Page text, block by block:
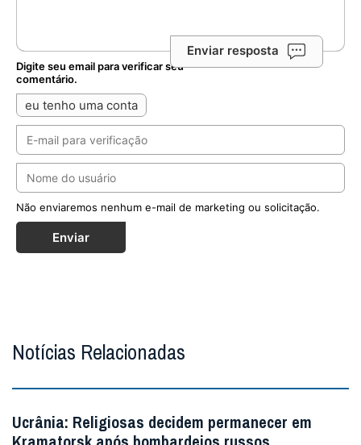
Enviar resposta
Digite seu email para verificar seu
comentário.
eu tenho uma conta
Não enviaremos nenhum e-mail de marketing ou solicitação.
Enviar
Notícias Relacionadas
Ucrânia: Religiosas decidem permanecer em